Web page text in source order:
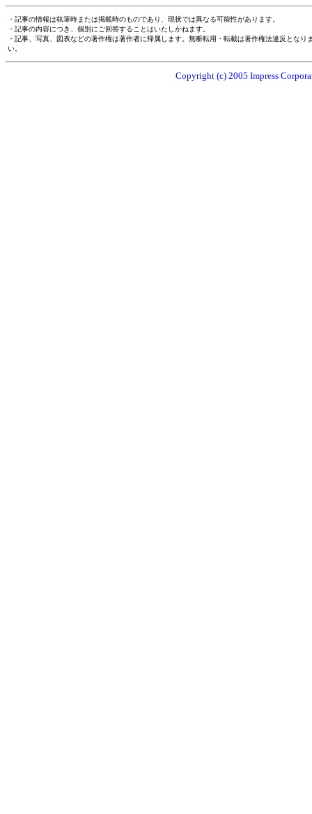
・記事の情報は執筆時または掲載時のものであり、現状では異なる可能性があります。
・記事の内容につき、個別にご回答することはいたしかねます。
・記事、写真、図表などの著作権は著作者に帰属します。無断転用・転載は著作権法違反とな
い。
Copyright (c) 2005 Impress